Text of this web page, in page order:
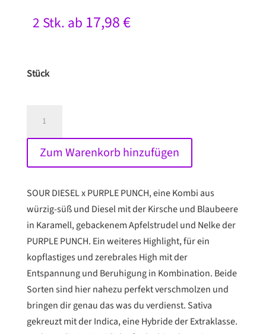
2 Stk. ab 17,98€
Stück
PURPLE
THC-
SAMEN
Menge
Zum Warenkorb hinzufügen
SOUR DIESEL x PURPLE PUNCH, eine Kombi aus
würzig-süß und Diesel mit der Kirsche und Blaubeere
in Karamell, gebackenem Apfelstrudel und Nelke der
PURPLE PUNCH. Ein weiteres Highlight, für ein
kopflastiges und zerebrales High mit der
Entspannung und Beruhigung in Kombination. Beide
Sorten sind hier nahezu perfekt verschmolzen und
bringen dir genau das was du verdienst. Sativa
gekreuzt mit der Indica, eine Hybride der Extraklasse.